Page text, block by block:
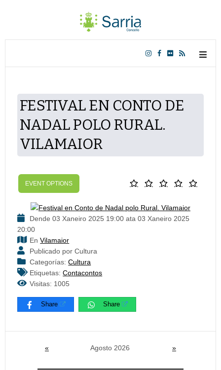
FESTIVAL EN CONTO DE
NADAL POLO RURAL.
VILAMAIOR
EVENT OPTIONS
Dende 03 Xaneiro 2025 19:00 ata 03 Xaneiro 2025
20:00
EnVilamaior
Publicado por Cultura
Categorías:Cultura
Etiquetas:Contacontos
Visitas: 1005
Share Share
« Agosto 2026 »